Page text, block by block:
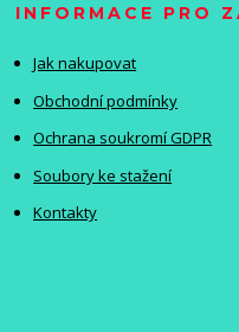
INFORMACE PRO
Jak nakupovat
Obchodní podmínky
Ochrana soukromí GDPR
Soubory ke stažení
Kontakty